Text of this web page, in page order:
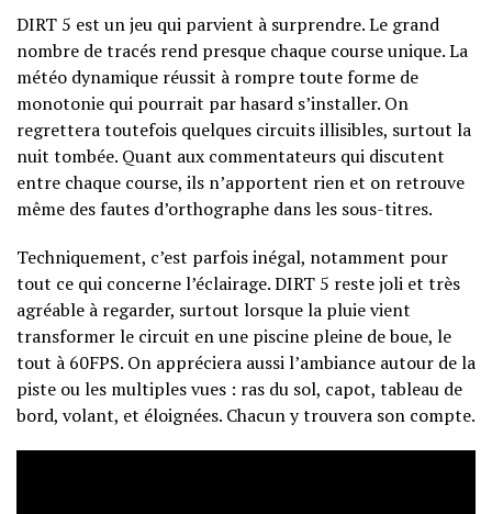
DIRT 5 est un jeu qui parvient à surprendre. Le grand
nombre de tracés rend presque chaque course unique. La
météo dynamique réussit à rompre toute forme de
monotonie qui pourrait par hasard s’installer. On
regrettera toutefois quelques circuits illisibles, surtout la
nuit tombée. Quant aux commentateurs qui discutent
entre chaque course, ils n’apportent rien et on retrouve
même des fautes d’orthographe dans les sous-titres.
Techniquement, c’est parfois inégal, notamment pour
tout ce qui concerne l’éclairage. DIRT 5 reste joli et très
agréable à regarder, surtout lorsque la pluie vient
transformer le circuit en une piscine pleine de boue, le
tout à 60FPS. On appréciera aussi l’ambiance autour de la
piste ou les multiples vues : ras du sol, capot, tableau de
bord, volant, et éloignées. Chacun y trouvera son compte.